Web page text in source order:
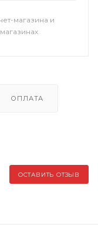
магазина и
ОПЛАТА
ОСТАВИТЬ ОТЗЫВ